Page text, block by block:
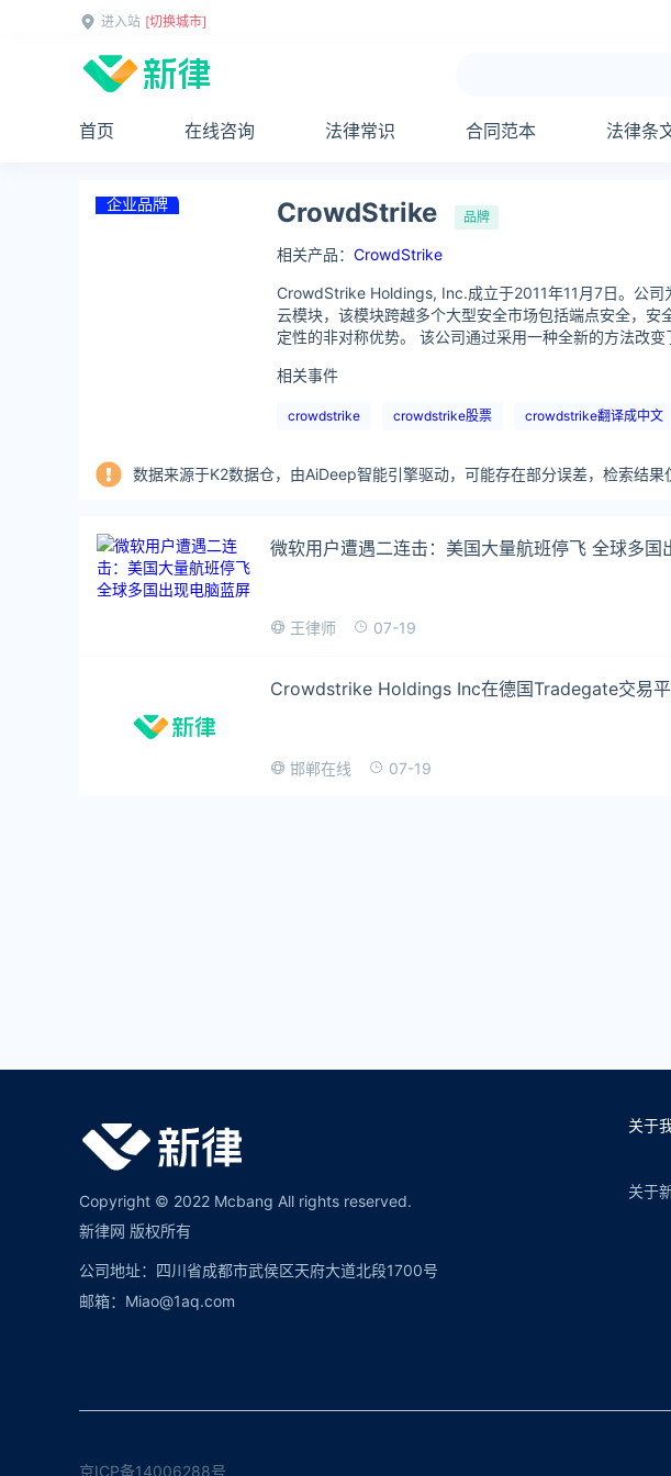
进入站 [切换城市]
首页 在线咨询 法律常识 合同范本 法律条
企业品牌 CrowdStrike 品牌
相关产品： CrowdStrike
CrowdStrike Holdings, Inc.成立于2011年11月7日。公
云模块，该模块跨越多个大型安全市场包括端点安全，
定性的非对称优势。 该公司通过采用一种全新的方法改
相关事件
crowdstrike crowdstrike股票 crowdstrike翻译成中文
数据来源于K2数据仓，由AiDeep智能引擎驱动，可能存在部分误差，检索结果
微软用户遭遇二连击：美国大量航班停飞 全球多国
王律师 07-19
Crowdstrike Holdings Inc在德国Tradegate交易平
邯郸在线 07-19
Copyright © 2022 Mcbang All rights reserved.
新律网 版权所有
公司地址：四川省成都市武侯区天府大道北段1700号
邮箱：Miao@1aq.com
关于
关于
京ICP备14006288号